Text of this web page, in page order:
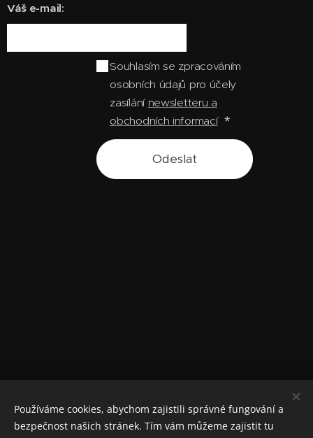
Váš e-mail:
Souhlasím se zpracováním
osobních údajů pro účely
zasílání newsletteru a
obchodních informací
Odeslat
Používáme cookies, abychom zajistili správné fungování a
bezpečnost našich stránek. Tím vám můžeme zajistit tu